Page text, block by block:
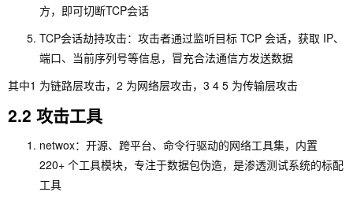
方，即可切断TCP会话
TCP会话劫持攻击：攻击者通过监听目标 TCP 会话，获取 IP、
端口、当前序列号等信息，冒充合法通信方发送数据
其中1 为链路层攻击，2 为网络层攻击，3 4 5 为传输层攻击
2.2 攻击工具
netwox：开源、跨平台、命令行驱动的网络工具集，内置
220+ 个工具模块，专注于数据包伪造，是渗透测试系统的标配
工具